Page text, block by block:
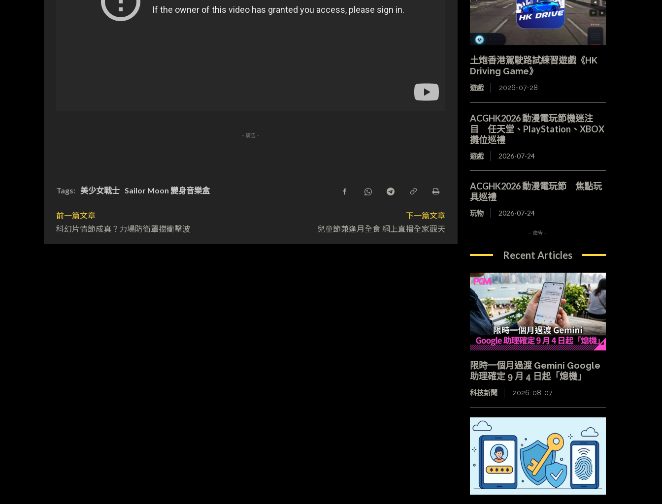
- 廣告 -
Tags: 美少女戰士 Sailor Moon 變身音樂盒
前一篇文章
科幻片情節成真？力場防衛罩擋衝擊波
下一篇文章
兒童節兼逢月全食 網上直播全家觀天
土炮香港駕駛路試練習遊戲《HK
Driving Game》
遊戲 2026-07-28
ACGHK2026 動漫電玩節機迷注
目 任天堂、PlayStation、XBOX
攤位巡禮
遊戲 2026-07-24
ACGHK2026 動漫電玩節 焦點玩
具巡禮
玩物 2026-07-24
- 廣告 -
Recent Articles
限時一個月過渡 Gemini Google
助理確定 9 月 4 日起「熄機」
科技新聞 2026-08-07